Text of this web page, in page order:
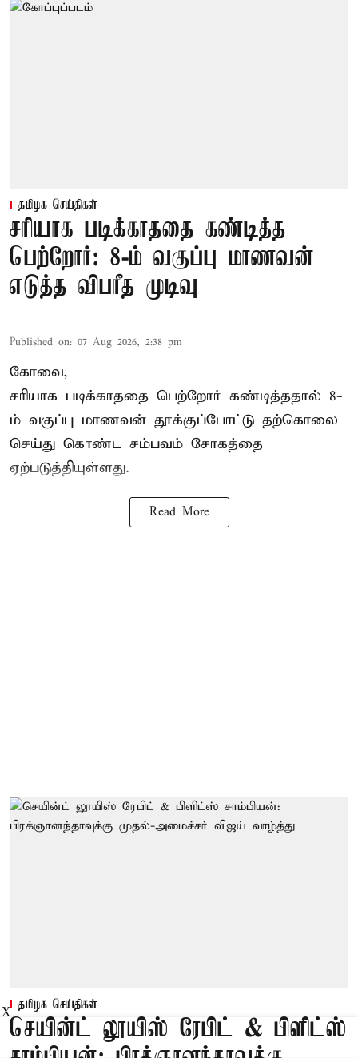
தமிழக செய்திகள்
சரியாக படிக்காததை கண்டித்த
பெற்றோர்: 8-ம் வகுப்பு மாணவன்
எடுத்த விபரீத முடிவு
Published on: 07 Aug 2026, 2:38 pm
கோவை,
சரியாக படிக்காததை பெற்றோர் கண்டித்ததால் 8-
ம் வகுப்பு மாணவன் தூக்குப்போட்டு தற்கொலை
செய்து கொண்ட சம்பவம் சோகத்தை
ஏற்படுத்தியுள்ளது.
Read More
தமிழக செய்திகள்
செயின்ட் லூயிஸ் ரேபிட் & பிளிட்ஸ்
X